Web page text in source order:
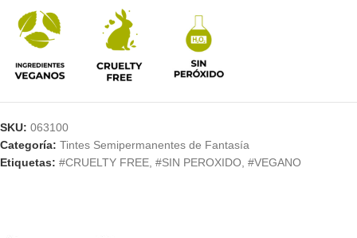
SKU: 063100
Categoría: Tintes Semipermanentes de Fantasía
Etiquetas: #CRUELTY FREE #SIN PEROXIDO #VEGANO